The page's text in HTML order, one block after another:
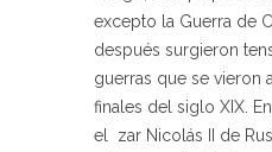
excepto la Guerra de
después surgieron
guerras que se vieron
finales del siglo XIX.
el zar Nicolás II de